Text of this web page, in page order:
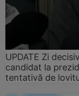
UPDATE Zi
candidat la
tentativă de